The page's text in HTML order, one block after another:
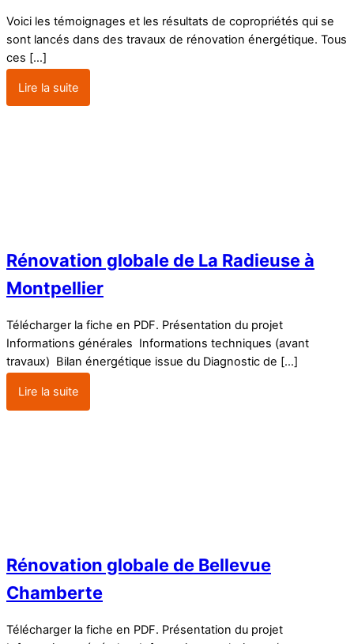
Voici les témoignages et les résultats de copropriétés qui se
sont lancés dans des travaux de rénovation énergétique. Tous
ces […]
Lire la suite
Rénovation globale de La Radieuse à
Montpellier
Télécharger la fiche en PDF. Présentation du projet
Informations générales Informations techniques (avant
travaux) Bilan énergétique issue du Diagnostic de […]
Lire la suite
Rénovation globale de Bellevue
Chamberte
Télécharger la fiche en PDF. Présentation du projet